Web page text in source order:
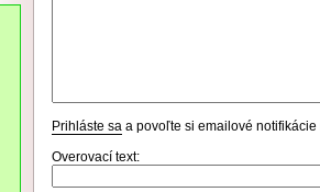
Prihláste sa a povoľte si emailové
Overovací text: